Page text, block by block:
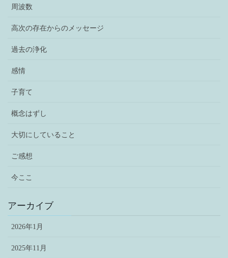
周波数
高次の存在からのメッセージ
過去の浄化
感情
子育て
概念はずし
大切にしていること
ご感想
今ここ
アーカイブ
2026年1月
2025年11月